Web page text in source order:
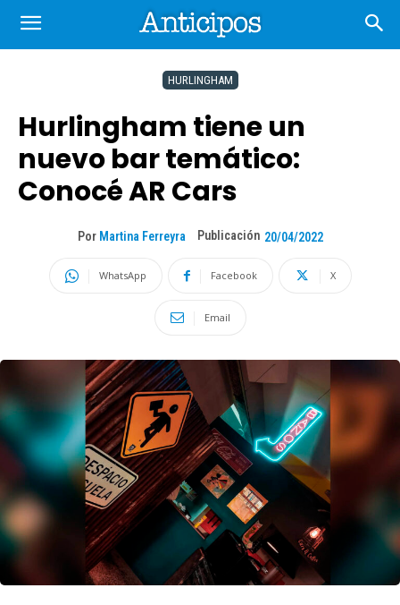
HURLINGHAM
Hurlingham tiene un
nuevo bar temático:
Conocé AR Cars
Por Martina Ferreyra Publicación 20/04/2022
WhatsApp Facebook X
Email